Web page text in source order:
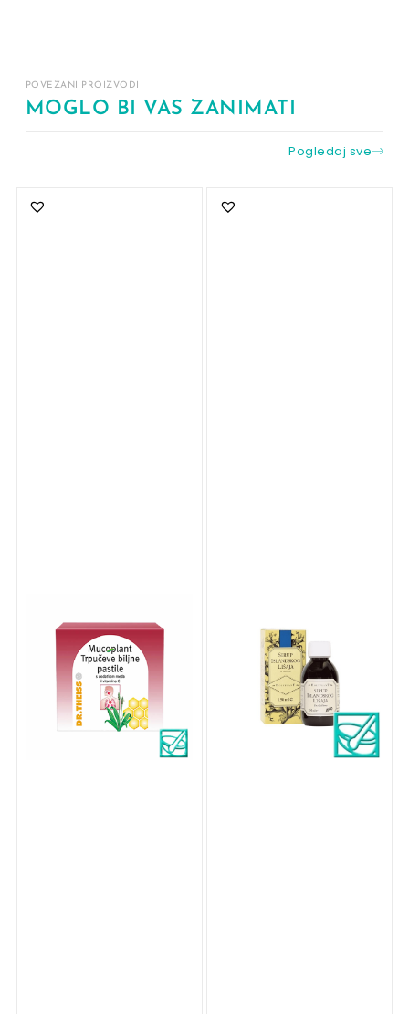
POVEZANI PROIZVODI
MOGLO BI VAS ZANIMATI
Pogledaj sve